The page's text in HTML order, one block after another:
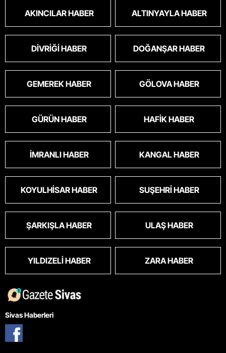
AKINCILAR HABER ALTINYAYLA HABER
DIVRIĞI HABER DOĞANŞAR HABER
GEMEREK HABER GÖLOVA HABER
GÜRÜN HABER HAFIK HABER
İMRANLI HABER KANGAL HABER
KOYULHISAR HABER SUŞEHRI HABER
ŞARKIŞLA HABER ULAŞ HABER
YILDIZELI HABER ZARA HABER
Sivas Haberleri